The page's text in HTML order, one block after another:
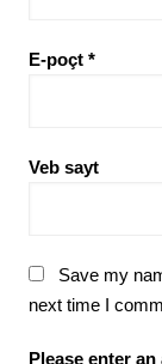
E-poçt *
Veb sayt
Save my
next time I
Please enter